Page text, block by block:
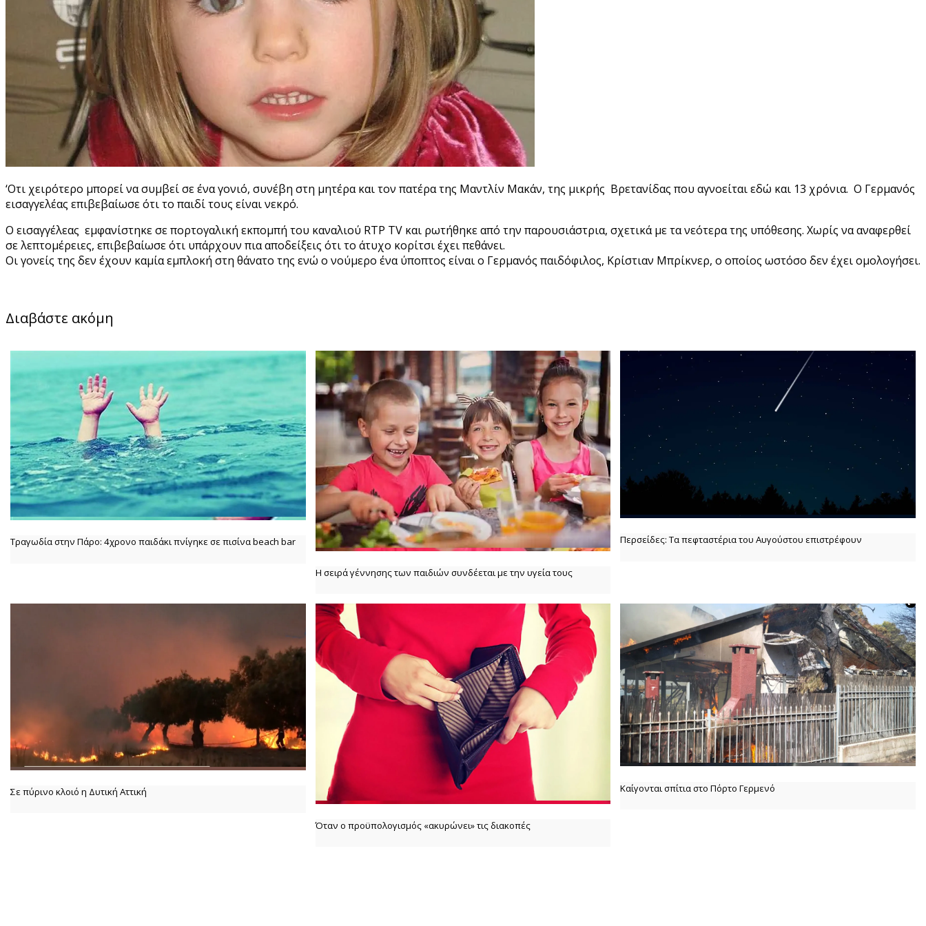
‘Οτι χειρότερο μπορεί να συμβεί σε ένα γονιό, συνέβη στη μητέρα και τον πατέρα της Μαντλίν Μακάν, της μικρής Βρετανίδας που αγνοείται εδώ και 13 χρόνια. Ο Γερμανός
εισαγγελέας επιβεβαίωσε ότι το παιδί τους είναι νεκρό.
Ο εισαγγέλεας εμφανίστηκε σε πορτογαλική εκπομπή του καναλιού RTP TV και ρωτήθηκε από την παρουσιάστρια, σχετικά με τα νεότερα της υπόθεσης. Χωρίς να αναφερθεί
σε λεπτομέρειες, επιβεβαίωσε ότι υπάρχουν πια αποδείξεις ότι το άτυχο κορίτσι έχει πεθάνει.
Οι γονείς της δεν έχουν καμία εμπλοκή στη θάνατο της ενώ ο νούμερο ένα ύποπτος είναι ο Γερμανός παιδόφιλος, Κρίστιαν Μπρίκνερ, ο οποίος ωστόσο δεν έχει ομολογήσει.
Διαβάστε ακόμη
Τραγωδία στην Πάρο: 4χρονο παιδάκι πνίγηκε σε πισίνα beach bar
Η σειρά γέννησης των παιδιών συνδέεται με την υγεία τους
Περσείδες: Τα πεφταστέρια του Αυγούστου επιστρέφουν
Σε πύρινο κλοιό η Δυτική Αττική
Όταν ο προϋπολογισμός «ακυρώνει» τις διακοπές
Καίγονται σπίτια στο Πόρτο Γερμενό